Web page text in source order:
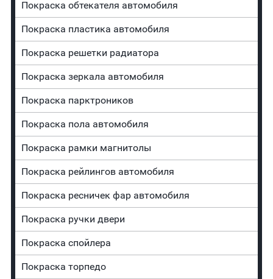
Покраска обтекателя автомобиля
Покраска пластика автомобиля
Покраска решетки радиатора
Покраска зеркала автомобиля
Покраска парктроников
Покраска пола автомобиля
Покраска рамки магнитолы
Покраска рейлингов автомобиля
Покраска ресничек фар автомобиля
Покраска ручки двери
Покраска спойлера
Покраска торпедо